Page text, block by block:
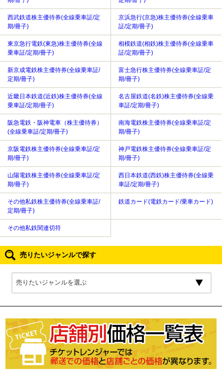
西武鉄道株主優待券(全線乗車証/定
期/冊子)
京浜急行(京急)株主優待券(全線乗車
証/定期/冊子)
東京急行電鉄(東急)株主優待券(全線
乗車証/定期/冊子)
相模鉄道(相鉄)株主優待券(全線乗車
証/定期/冊子)
新京成電鉄株主優待券(全線乗車証/
定期/冊子)
富士急行株主優待券(全線乗車証/定
期/冊子)
近畿日本鉄道(近鉄)株主優待券(全線
乗車証/定期/冊子)
名古屋鉄道(名鉄)株主優待券(全線乗
車証/定期/冊子)
阪急電鉄・阪神電車（株主優待券）
(全線乗車証/定期/冊子)
南海電鉄株主優待券(全線乗車証/定
期/冊子)
京阪電鉄株主優待券(全線乗車証/定
期/冊子)
神戸電鉄株主優待券(全線乗車証/定
期/冊子)
山陽電鉄株主優待券(全線乗車証/定
期/冊子)
西日本鉄道(西鉄)株主優待券(全線乗
車証/定期/冊子)
その他私鉄株主優待券(全線乗車証/
定期/冊子)
鉄道カード(電鉄カード/乗車カード)
その他私鉄関連切符
売りたいジャンルで探す